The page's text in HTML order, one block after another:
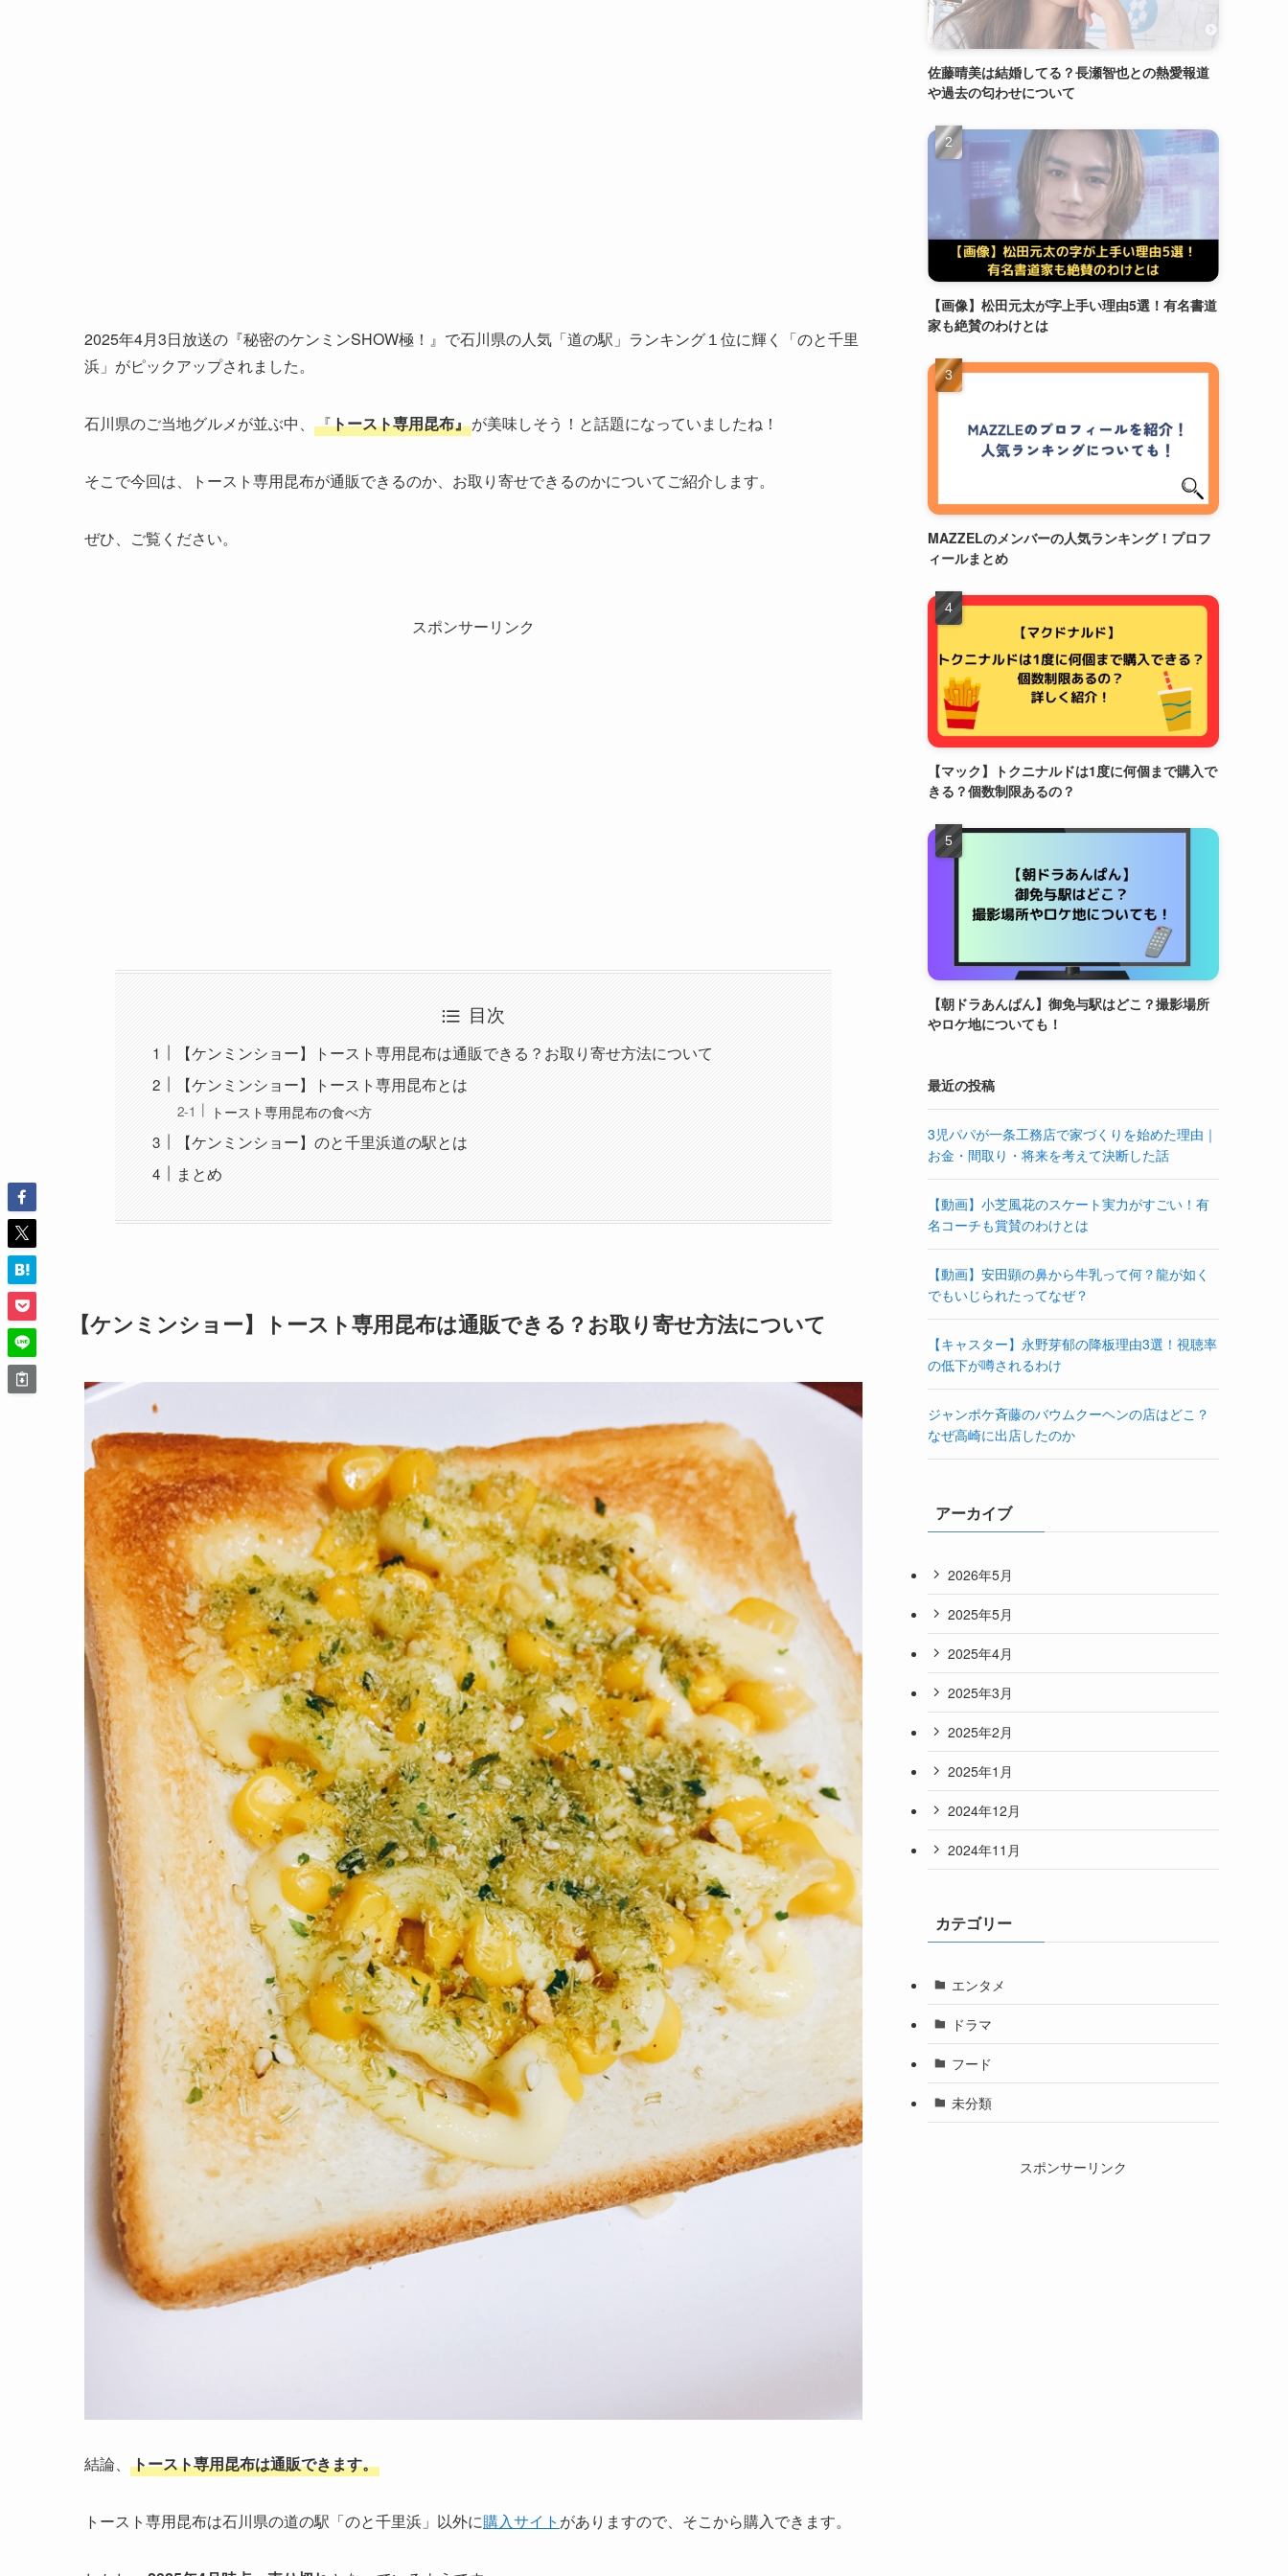
2025年4月3日放送の『秘密のケンミンSHOW極！』で⽯川県の⼈気「道の駅」ランキング１位に輝く「のと千⾥
浜」がピックアップされました。
石川県のご当地グルメが並ぶ中、 『トースト専用昆布』が美味しそう！と話題になっていましたね！
そこで今回は、トースト専用昆布が通販できるのか、お取り寄せできるのかについてご紹介します。
ぜひ、ご覧ください。
スポンサーリンク
目次
【ケンミンショー】トースト専用昆布は通販できる？お取り寄せ方法について
【ケンミンショー】トースト専用昆布とは
トースト専用昆布の食べ方
【ケンミンショー】のと千⾥浜道の駅とは
まとめ
【ケンミンショー】トースト専用昆布は通販できる？お取り寄せ方法について
結論、 トースト専用昆布は通販できます。
トースト専用昆布は石川県の道の駅「のと千⾥浜」以外に購入サイト がありますので、そこから購入できます。
佐藤晴美は結婚してる？長瀬智也との熱愛報道
や過去の匂わせについて
【画像】松田元太が字上手い理由5選！有名書道
家も絶賛のわけとは
MAZZELのメンバーの人気ランキング！プロフ
ィールまとめ
【マック】トクニナルドは1度に何個まで購入で
きる？個数制限あるの？
【朝ドラあんぱん】御免与駅はどこ？撮影場所
やロケ地についても！
最近の投稿
3児パパが一条工務店で家づくりを始めた理由｜
お金・間取り・将来を考えて決断した話
【動画】小芝風花のスケート実力がすごい！有
名コーチも賞賛のわけとは
【動画】安田顕の鼻から牛乳って何？龍が如く
でもいじられたってなぜ？
【キャスター】永野芽郁の降板理由3選！視聴率
の低下が噂されるわけ
ジャンポケ斉藤のバウムクーヘンの店はどこ？
なぜ高崎に出店したのか
アーカイブ
2026年5月
2025年5月
2025年4月
2025年3月
2025年2月
2025年1月
2024年12月
2024年11月
カテゴリー
エンタメ
ドラマ
フード
未分類
スポンサーリンク